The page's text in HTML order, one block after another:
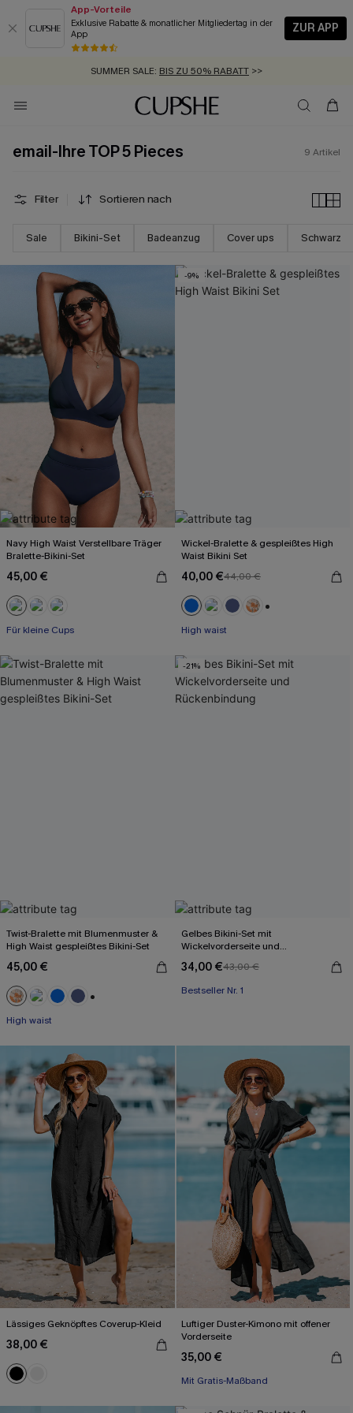
App-Vorteile
Exklusive Rabatte & monatlicher Mitgliedertag in der
App
ZUR APP
GRATIS MASSBAND MIT JEDEM SCHNELLVERSAND-ARTIKEL >>
SUMMER SALE: BIS ZU 50% RABATT >>
ZUM NEWSLETTER:BIS ZU -20% EXTRA ERHALTEN
KOSTENLOSER VERSAND AB 89 €
email-Ihre TOP 5 Pieces 9 Artikel
Filter Sortieren nach
Sale Bikini-Set Badeanzug Cover ups Schwarz
Navy High Waist Verstellbare Träger
Bralette-Bikini-Set
45,00 €
Für kleine Cups
-9%
Wickel-Bralette & gespleißtes High
Waist Bikini Set
40,00 €44,00 €
High waist
Twist-Bralette mit Blumenmuster &
High Waist gespleißtes Bikini-Set
45,00 €
High waist
-21%
Gelbes Bikini-Set mit
Wickelvorderseite und
34,00 €43,00 €
Bestseller Nr. 1
Lässiges Geknöpftes Coverup-Kleid
38,00 €
Luftiger Duster-Kimono mit offener
Vorderseite
35,00 €
Mit Gratis-Maßband